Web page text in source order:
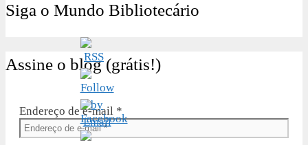
Siga o Mundo Bibliotecário
Assine o blog (grátis!)
Endereço de e-mail *